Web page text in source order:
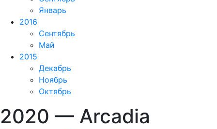
Январь
2016
Сентябрь
Май
2015
Декабрь
Ноябрь
Октябрь
2020 — Arcadia